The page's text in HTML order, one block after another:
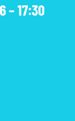
– 17:30